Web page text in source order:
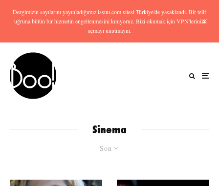
Dergimizin sayılarını yayınladığımız issuu.com sitesi Türkiye'de yasaklandı. Bir telif
uğruna bütün bir hizmetin engellenmesini kınıyoruz. Bizi okumak için VPN'lerinizi
açmayı unutmayın.
Sinema
Son